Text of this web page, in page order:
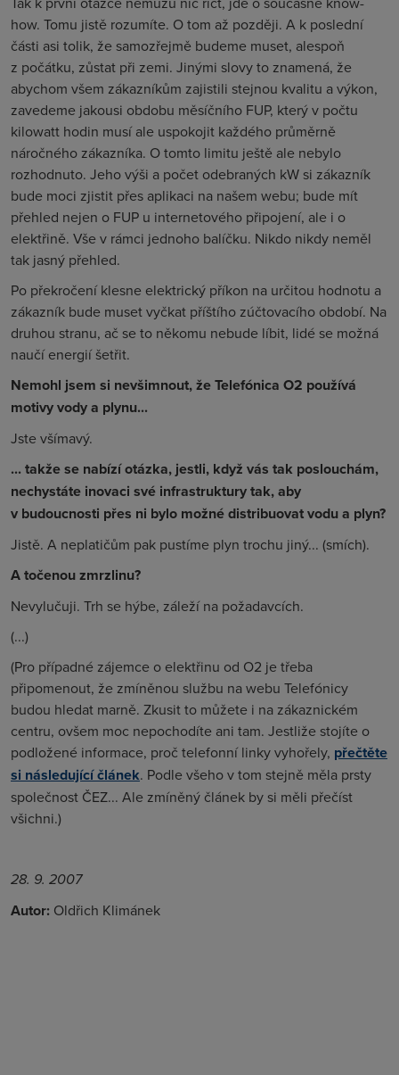
how. Tomu jistě rozumíte. O tom až později. A k poslední
části asi tolik, že samozřejmě budeme muset, alespoň
z počátku, zůstat při zemi. Jinými slovy to znamená, že
abychom všem zákazníkům zajistili stejnou kvalitu a výkon,
zavedeme jakousi obdobu měsíčního FUP, který v počtu
kilowatt hodin musí ale uspokojit každého průměrně
náročného zákazníka. O tomto limitu ještě ale nebylo
rozhodnuto. Jeho výši a počet odebraných kW si zákazník
bude moci zjistit přes aplikaci na našem webu; bude mít
přehled nejen o FUP u internetového připojení, ale i o
elektřině. Vše v rámci jednoho balíčku. Nikdo nikdy neměl
tak jasný přehled.
Po překročení klesne elektrický příkon na určitou hodnotu a
zákazník bude muset vyčkat příštího zúčtovacího období. Na
druhou stranu, ač se to někomu nebude líbit, lidé se možná
naučí energií šetřit.
Nemohl jsem si nevšimnout, že Telefónica O2 používá
motivy vody a plynu...
Jste všímavý.
... takže se nabízí otázka, jestli, když vás tak poslouchám,
nechystáte inovaci své infrastruktury tak, aby
v budoucnosti přes ni bylo možné distribuovat vodu a plyn?
Jistě. A neplatičům pak pustíme plyn trochu jiný... (smích).
A točenou zmrzlinu?
Nevylučuji. Trh se hýbe, záleží na požadavcích.
(...)
(Pro případné zájemce o elektřinu od O2 je třeba
připomenout, že zmíněnou službu na webu Telefónicy
budou hledat marně. Zkusit to můžete i na zákaznickém
centru, ovšem moc nepochodíte ani tam. Jestliže stojíte o
podložené informace, proč telefonní linky vyhořely, přečtěte
si následující článek. Podle všeho v tom stejně měla prsty
společnost ČEZ... Ale zmíněný článek by si měli přečíst
všichni.)
28. 9. 2007
Autor: Oldřich Klimánek